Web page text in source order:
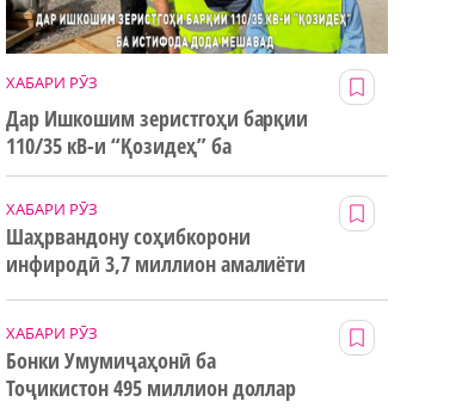
ХАБАРИ РӮЗ
Дар Ишкошим зеристгоҳи барқии
110/35 кВ-и “Қозидеҳ” ба
истифода дода мешавад
ХАБАРИ РӮЗ
Шаҳрвандону соҳибкорони
инфиродӣ 3,7 миллион амалиёти
ХАБАРИ РӮЗ
Бонки Умумиҷаҳонӣ ба
Тоҷикистон 495 миллион доллар